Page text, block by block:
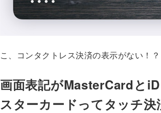
こ、コンタクトレス決済の表示がない！？
画面表記がMasterCardと
スターカードってタッチ